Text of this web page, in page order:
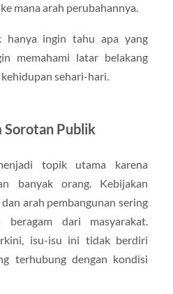
mana arah perubahannya.
hanya ingin tahu apa yang
memahami latar belakang
sehari-hari.
Sorotan Publik
topik utama karena
banyak orang. Kebijakan
arah pembangunan sering
beragam dari masyarakat.
isu-isu ini tidak berdiri
terhubung dengan kondisi